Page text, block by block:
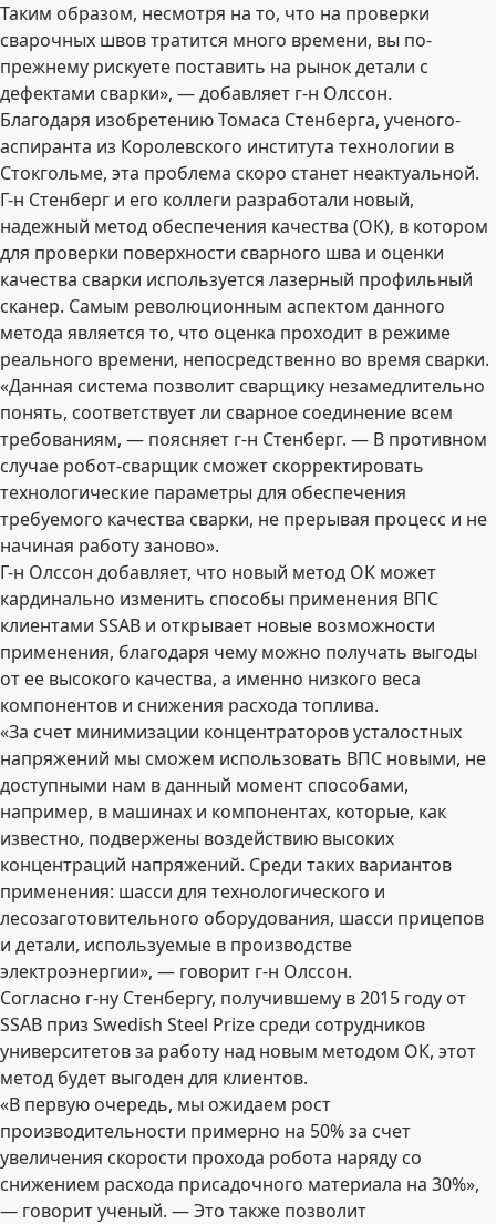
Таким образом, несмотря на то, что на проверки
сварочных швов тратится много времени, вы по-
прежнему рискуете поставить на рынок детали с
дефектами сварки», — добавляет г-н Олссон.
Благодаря изобретению Томаса Стенберга, ученого-
аспиранта из Королевского института технологии в
Стокгольме, эта проблема скоро станет неактуальной.
Г-н Стенберг и его коллеги разработали новый,
надежный метод обеспечения качества (ОК), в котором
для проверки поверхности сварного шва и оценки
качества сварки используется лазерный профильный
сканер. Самым революционным аспектом данного
метода является то, что оценка проходит в режиме
реального времени, непосредственно во время сварки.
«Данная система позволит сварщику незамедлительно
понять, соответствует ли сварное соединение всем
требованиям, — поясняет г-н Стенберг. — В противном
случае робот-сварщик сможет скорректировать
технологические параметры для обеспечения
требуемого качества сварки, не прерывая процесс и не
начиная работу заново».
Г-н Олссон добавляет, что новый метод ОК может
кардинально изменить способы применения ВПС
клиентами SSAB и открывает новые возможности
применения, благодаря чему можно получать выгоды
от ее высокого качества, а именно низкого веса
компонентов и снижения расхода топлива.
«За счет минимизации концентраторов усталостных
напряжений мы сможем использовать ВПС новыми, не
доступными нам в данный момент способами,
например, в машинах и компонентах, которые, как
известно, подвержены воздействию высоких
концентраций напряжений. Среди таких вариантов
применения: шасси для технологического и
лесозаготовительного оборудования, шасси прицепов
и детали, используемые в производстве
электроэнергии», — говорит г-н Олссон.
Согласно г-ну Стенбергу, получившему в 2015 году от
SSAB приз Swedish Steel Prize среди сотрудников
университетов за работу над новым методом ОК, этот
метод будет выгоден для клиентов.
«В первую очередь, мы ожидаем рост
производительности примерно на 50% за счет
увеличения скорости прохода робота наряду со
снижением расхода присадочного материала на 30%»,
— говорит ученый. — Это также позволит